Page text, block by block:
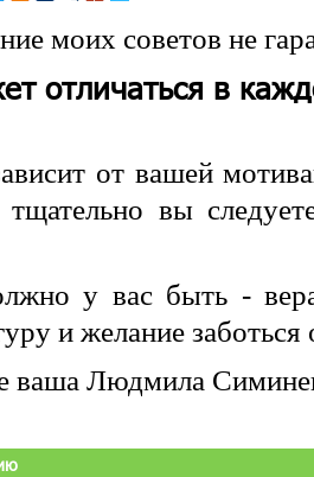
моих советов не
отличаться в
от вашей
тщательно вы
у вас быть -
и желание заботься
ваша Людмила